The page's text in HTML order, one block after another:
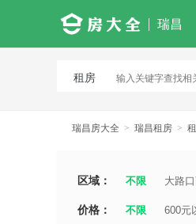
瑞昌
租房
瑞昌房大全 > 瑞昌租房 >
区域： 不限 大路
价格： 不限 600元